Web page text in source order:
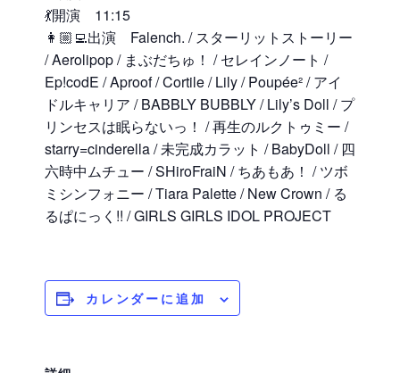
💃開演 11:15
👩🏼‍💻出演 Falench. / スターリットストーリー
/ Aerolipop / まぶだちゅ！ / セレインノート /
Ep!codE / Aproof / Cortile / Lily / Poupée² / アイ
ドルキャリア / BABBLY BUBBLY / Lily’s Doll / プ
リンセスは眠らないっ！ / 再生のルクトゥミー /
starry=cinderella / 未完成カラット / BabyDoll / 四
六時中ムチュー / SHiroFraiN / ちあもあ！ / ツボ
ミシンフォニー / Tiara Palette / New Crown / る
るぱにっく!! / GIRLS GIRLS IDOL PROJECT
カレンダーに追加